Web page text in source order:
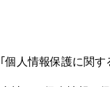
｢個人情報保護に関